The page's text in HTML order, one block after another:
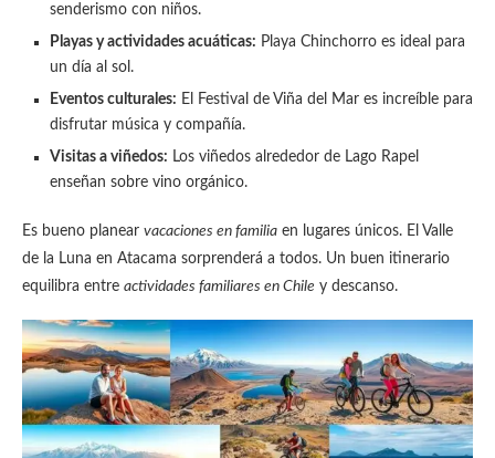
senderismo con niños.
Playas y actividades acuáticas: Playa Chinchorro es ideal para
un día al sol.
Eventos culturales: El Festival de Viña del Mar es increíble para
disfrutar música y compañía.
Visitas a viñedos: Los viñedos alrededor de Lago Rapel
enseñan sobre vino orgánico.
Es bueno planear vacaciones en familia en lugares únicos. El Valle
de la Luna en Atacama sorprenderá a todos. Un buen itinerario
equilibra entre actividades familiares en Chile y descanso.